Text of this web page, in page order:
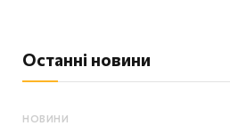
Останні новини
НОВИНИ